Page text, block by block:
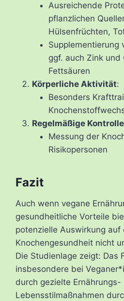
Ausreichende
pflanzlichen
Hülsenfrüchten,
Supplementierung
ggf. auch Zink
Fettsäuren
Körperliche Aktivität:
Besonders
Regelmäßige
Messung der
Risikopersonen
Fazit
Auch wenn vegane
gesundheitliche Vorteile
potenzielle Auswirkung auf
Knochengesundheit nicht
Die Studienlage zeigt: Das
insbesondere bei
durch gezielte Ernährungs-
Lebensstilmaßnahmen